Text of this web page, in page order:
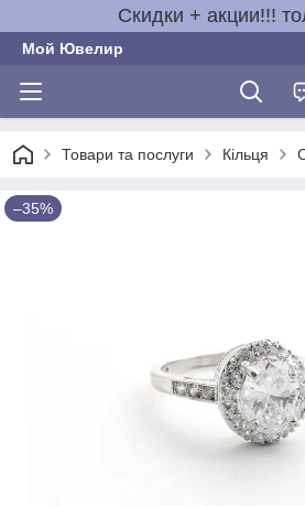
Скидки + акции!!!
Мой Ювелир
Товари та послуги Кільця
–35%